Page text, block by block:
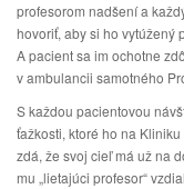
profesorom nadšení a
hovoriť, aby si ho vytúžený
A pacient sa im ochotne
v ambulancii samotného
S každou pacientovou
ťažkosti, ktoré ho na
zdá, že svoj cieľ má už na
mu „lietajúci profesor“